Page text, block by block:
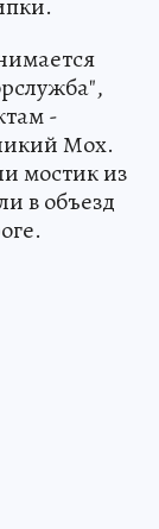
-
Мох.
мостик из
в объезд